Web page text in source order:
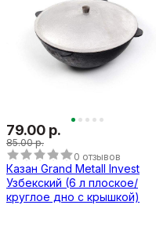
79.00 р.
85.00 р.
0 отзывов
Казан Grand Metall Invest
Узбекский (6 л плоское/
круглое дно с крышкой)